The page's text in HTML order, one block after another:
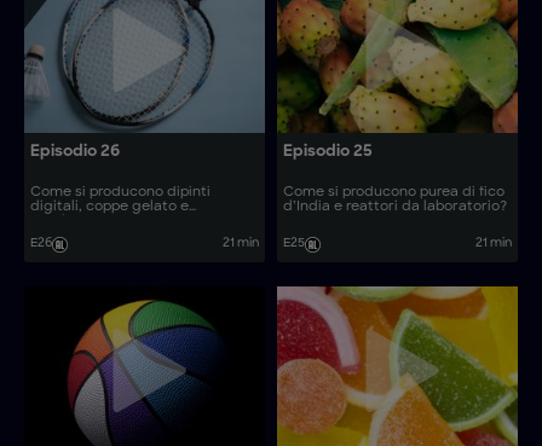
Episodio 26
Come si producono dipinti
digitali, coppe gelato e
E26
21 min
Episodio 25
Come si producono purea di fico
d’India e reattori da laboratorio?
E25 21 min